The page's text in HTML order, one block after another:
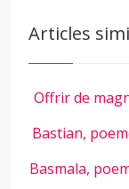
Articles
Offrir de
Bastian,
Basmala,